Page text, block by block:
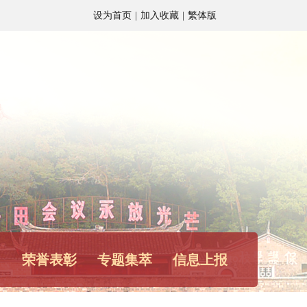
设为首页 加入收藏 繁体版
荣誉表彰 专题集萃 信息上报